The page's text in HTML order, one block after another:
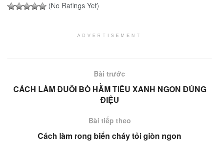
(No Ratings Yet)
ADVERTISEMENT
Bài trước
CÁCH LÀM ĐUÔI BÒ HẦM TIÊU XANH NGON ĐÚNG
ĐIỆU
Bài tiếp theo
Cách làm rong biển cháy tỏi giòn ngon